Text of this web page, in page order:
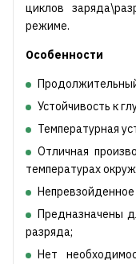
циклов
режиме.
Особенности
Устойчивость к
Температурная
Отличная
температурах
Предназначены
разряда;
Нет